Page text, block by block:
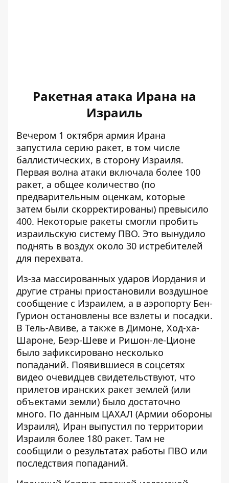
Ракетная атака Ирана на
Израиль
Вечером 1 октября армия Ирана
запустила серию ракет, в том числе
баллистических, в сторону Израиля.
Первая волна атаки включала более 100
ракет, а общее количество (по
предварительным оценкам, которые
затем были скорректированы) превысило
400. Некоторые ракеты смогли пробить
израильскую систему ПВО. Это вынудило
поднять в воздух около 30 истребителей
для перехвата.
Из-за массированных ударов Иордания и
другие страны приостановили воздушное
сообщение с Израилем, а в аэропорту Бен-
Гурион остановлены все взлеты и посадки.
В Тель-Авиве, а также в Димоне, Ход-ха-
Шароне, Беэр-Шеве и Ришон-ле-Ционе
было зафиксировано несколько
попаданий. Появившиеся в соцсетях
видео очевидцев свидетельствуют, что
прилетов иранских ракет землей (или
объектами земли) было достаточно
много. По данным ЦАХАЛ (Армии обороны
Израиля), Иран выпустил по территории
Израиля более 180 ракет. Там не
сообщили о результатах работы ПВО или
последствия попаданий.